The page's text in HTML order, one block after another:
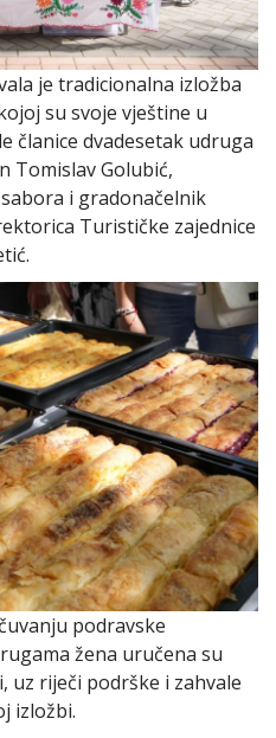
je tradicionalna izložba
su svoje vještine u
članice dvadesetak udruga
Tomislav Golubić,
i gradonačelnik
Turističke zajednice
podravske
žena uručena su
uz riječi podrške i zahvale
izložbi.